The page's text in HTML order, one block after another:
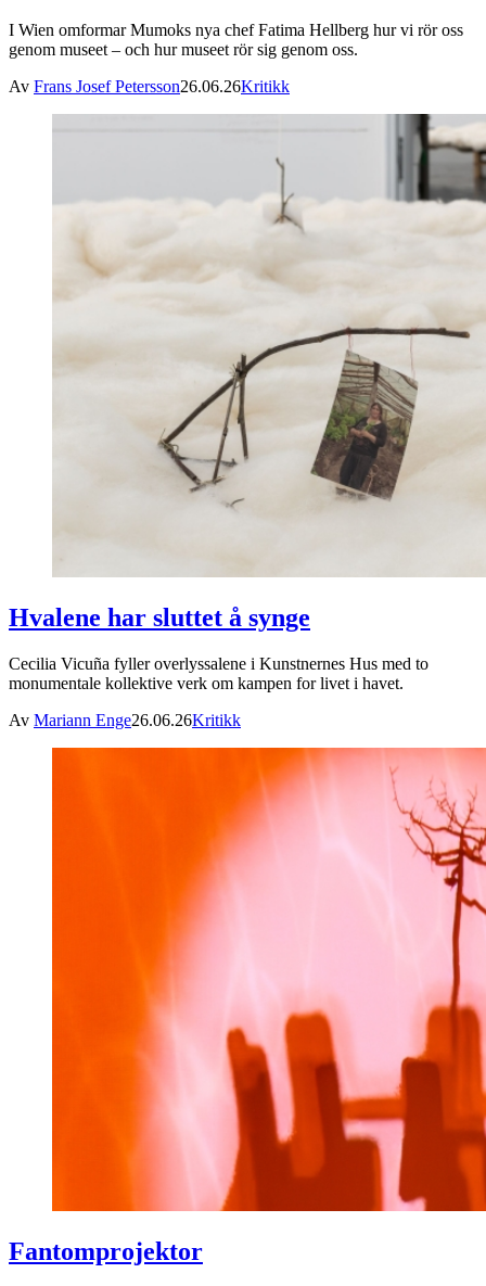
I Wien omformar Mumoks nya chef Fatima Hellberg hur vi rör oss
genom museet – och hur museet rör sig genom oss.
Av Frans Josef Petersson26.06.26Kritikk
Hvalene har sluttet å synge
Cecilia Vicuña fyller overlyssalene i Kunstnernes Hus med to
monumentale kollektive verk om kampen for livet i havet.
Av Mariann Enge26.06.26Kritikk
Fantomprojektor